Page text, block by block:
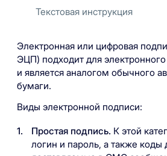
Текстовая инструкция
Электронная или цифровая
ЭЦП) подходит для
и является аналогом обычного
бумаги.
Виды электронной подписи:
Простая подпись. К этой
логин и пароль, а также коды